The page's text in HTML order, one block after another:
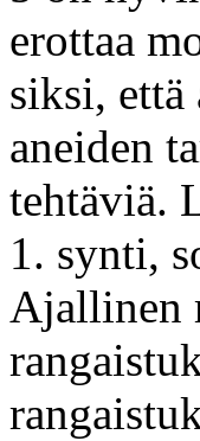
erottaa
siksi, että
aneiden
tehtäviä.
1. synti,
Ajallinen